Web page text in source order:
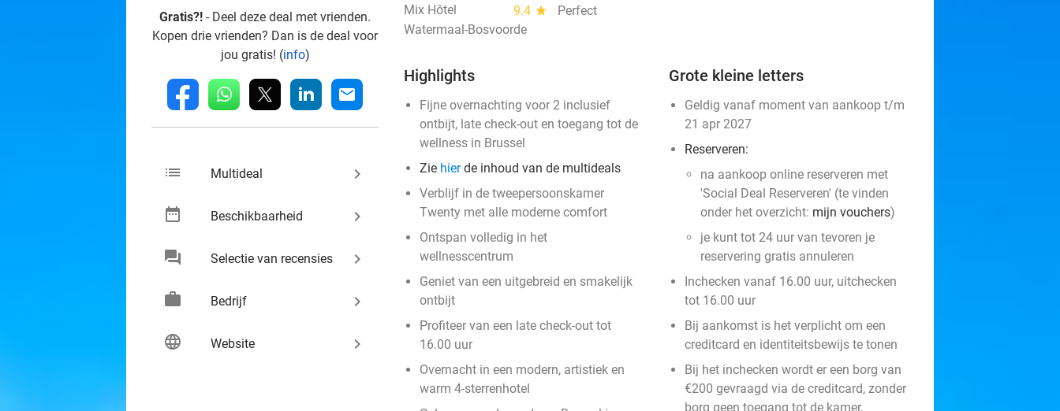
Gratis?! - Deel deze deal met vrienden.
Kopen drie vrienden? Dan is de deal voor
jou gratis! (info)
fb whatsapp linkedin mail
list Multideal keyboard_arrow_right
date_range Beschikbaarheid keyboard_arrow_right
chat Selectie van recensies keyboard_arrow_right
work Bedrijf keyboard_arrow_right
language Website keyboard_arrow_right
Mix Hôtel 9.4 star
Perfect
Watermaal-Bosvoorde
Highlights
Fijne overnachting voor 2 inclusief
ontbijt, late check-out en toegang tot de
wellness in Brussel
Zie hierde inhoud van de multideals
Verblijf in de tweepersoonskamer
Twenty met alle moderne comfort
Ontspan volledig in het
wellnesscentrum
Geniet van een uitgebreid en smakelijk
ontbijt
Profiteer van een late check-out tot
16.00 uur
Overnacht in een modern, artistiek en
warm 4-sterrenhotel
Grote kleine letters
Geldig vanaf moment van aankoop t/m
21 apr 2027
Reserveren:
na aankoop online reserveren met
'Social Deal Reserveren' (te vinden
onder het overzicht: mijn vouchers)
je kunt tot 24 uur van tevoren je
reservering gratis annuleren
Inchecken vanaf 16.00 uur, uitchecken
tot 16.00 uur
Bij aankomst is het verplicht om een
creditcard en identiteitsbewijs te tonen
Bij het inchecken wordt er een borg van
€200 gevraagd via de creditcard, zonder
borg geen toegang tot de kamer,